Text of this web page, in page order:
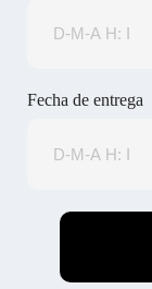
Fecha de entrega